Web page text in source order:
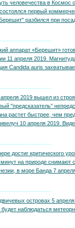
человечества в Космос
первый
разбился при
аппарат «Берешит»
11 апреля 2019.
Candida auris
2019 вышел из строя.
"предсказатель"
растет быстрее, чем
10 апреля 2019.
достиг критического
на природе снимают
в море Банда 7
островах 5 апреля
наблюдаться